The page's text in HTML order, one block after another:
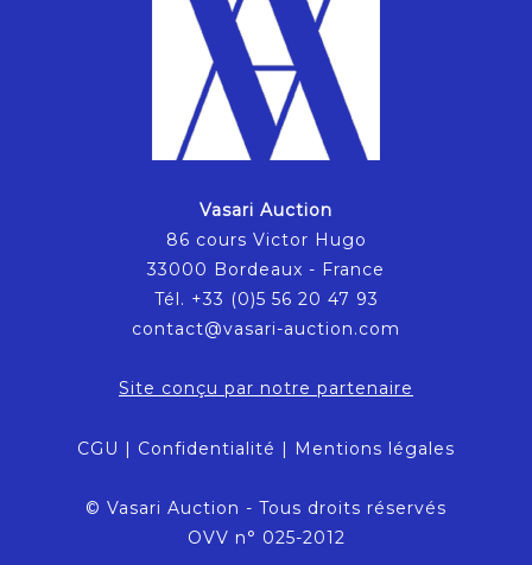
Vasari Auction
86 cours Victor Hugo
33000 Bordeaux - France
Tél. +33 (0)5 56 20 47 93
contact@vasari-auction.com
Site conçu par notre partenaire
CGU | Confidentialité | Mentions légales
© Vasari Auction - Tous droits réservés
OVV n° 025-2012